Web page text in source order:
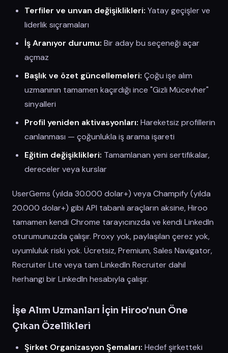
Terfiler ve unvan değişiklikleri: Yatay geçişler ve
liderlik sıçramaları
İş Aranıyor durumu: Bir aday bu seçeneği açar
açmaz
Başlık ve özet güncellemeleri: Çoğu işe alım
uzmanının tamamen kaçırdığı ince "Gizli Mücevher"
sinyalleri
Profil yeniden aktivasyonları: Hareketsiz profillerin
canlanması — çoğunlukla iş arama işareti
Eğitim değişiklikleri: Tamamlanan yeni sertifikalar,
dereceler veya kurslar
UserGems (yılda 30.000 dolar+) veya Champify (yılda
20.000 dolar+) gibi API tabanlı araçların aksine, Hiroo
tamamen kendi Chrome tarayıcınızda ve kendi LinkedIn
oturumunuzda çalışır. Proxy yok, paylaşılan çerez yok,
uyumluluk riski yok. Ücretsiz, Premium, Sales Navigator,
Recruiter Lite veya tam LinkedIn Recruiter dahil
herhangi bir LinkedIn hesabıyla çalışır.
İşe Alım Uzmanları İçin Hiroo'nun Öne
Çıkan Özellikleri
Şirket Organizasyon Şemaları: Hedef şirketteki